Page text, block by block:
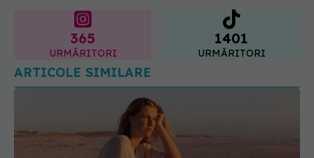
365
URMĂRITORI
1401
URMĂRITORI
ARTICOLE SIMILARE